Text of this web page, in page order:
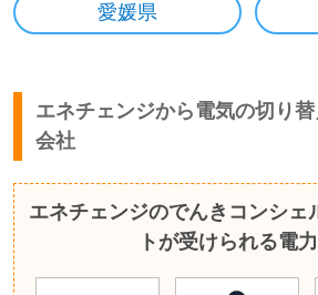
愛媛県
エネチェンジから電気の切り
会社
エネチェンジのでんきコンシェ
トが受けられる電